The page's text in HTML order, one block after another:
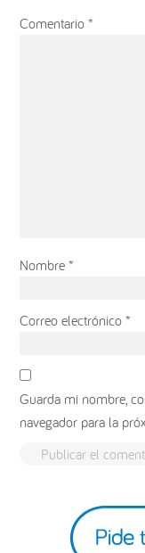
Comentario*
Nombre*
Correo electrónico*
Guarda mi nombre,
navegador para la
Barra